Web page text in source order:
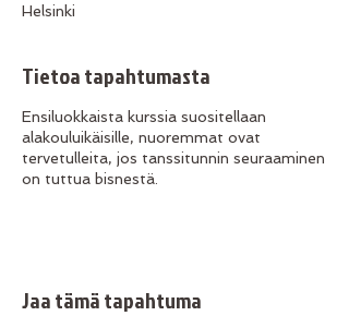
Helsinki
Tietoa tapahtumasta
Ensiluokkaista kurssia suositellaan
alakouluikäisille, nuoremmat ovat
tervetulleita, jos tanssitunnin seuraaminen
on tuttua bisnestä.
Jaa tämä tapahtuma